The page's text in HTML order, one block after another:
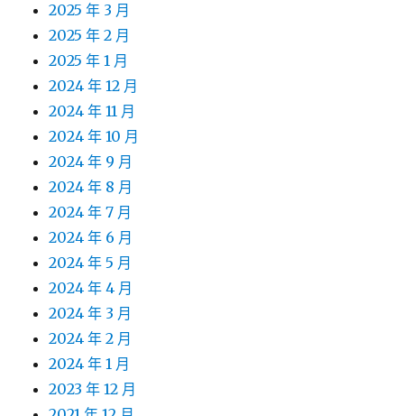
2025 年 3 月
2025 年 2 月
2025 年 1 月
2024 年 12 月
2024 年 11 月
2024 年 10 月
2024 年 9 月
2024 年 8 月
2024 年 7 月
2024 年 6 月
2024 年 5 月
2024 年 4 月
2024 年 3 月
2024 年 2 月
2024 年 1 月
2023 年 12 月